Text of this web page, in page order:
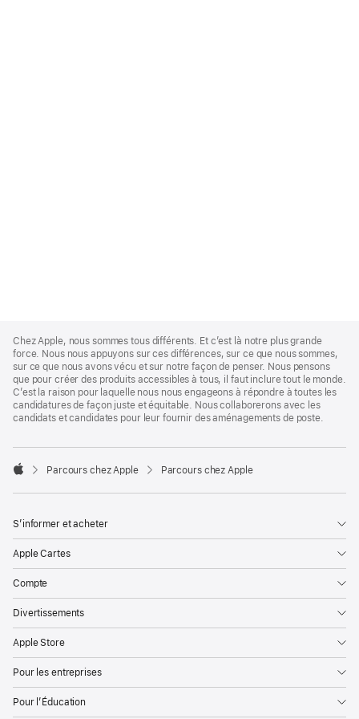
Footer
Chez Apple, nous sommes tous différents. Et c’est là notre plus grande
force. Nous nous appuyons sur ces différences, sur ce que nous sommes,
sur ce que nous avons vécu et sur notre façon de penser. Nous pensons
que pour créer des produits accessibles à tous, il faut inclure tout le monde.
C’est la raison pour laquelle nous nous engageons à répondre à toutes les
candidatures de façon juste et équitable. Nous collaborerons avec les
candidats et candidates pour leur fournir des aménagements de poste.

Parcours chez Apple Parcours chez Apple
S’informer et acheter
Apple Cartes
Compte
Divertissements
Apple Store
Pour les entreprises
Pour l’Éducation